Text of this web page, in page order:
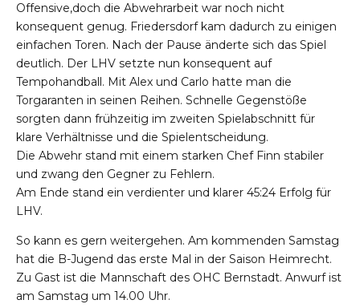
Offensive,doch die Abwehrarbeit war noch nicht
konsequent genug. Friedersdorf kam dadurch zu einigen
einfachen Toren. Nach der Pause änderte sich das Spiel
deutlich. Der LHV setzte nun konsequent auf
Tempohandball. Mit Alex und Carlo hatte man die
Torgaranten in seinen Reihen. Schnelle Gegenstöße
sorgten dann frühzeitig im zweiten Spielabschnitt für
klare Verhältnisse und die Spielentscheidung.
Die Abwehr stand mit einem starken Chef Finn stabiler
und zwang den Gegner zu Fehlern.
Am Ende stand ein verdienter und klarer 45:24 Erfolg für
LHV.
So kann es gern weitergehen. Am kommenden Samstag
hat die B-Jugend das erste Mal in der Saison Heimrecht.
Zu Gast ist die Mannschaft des OHC Bernstadt. Anwurf ist
am Samstag um 14.00 Uhr.